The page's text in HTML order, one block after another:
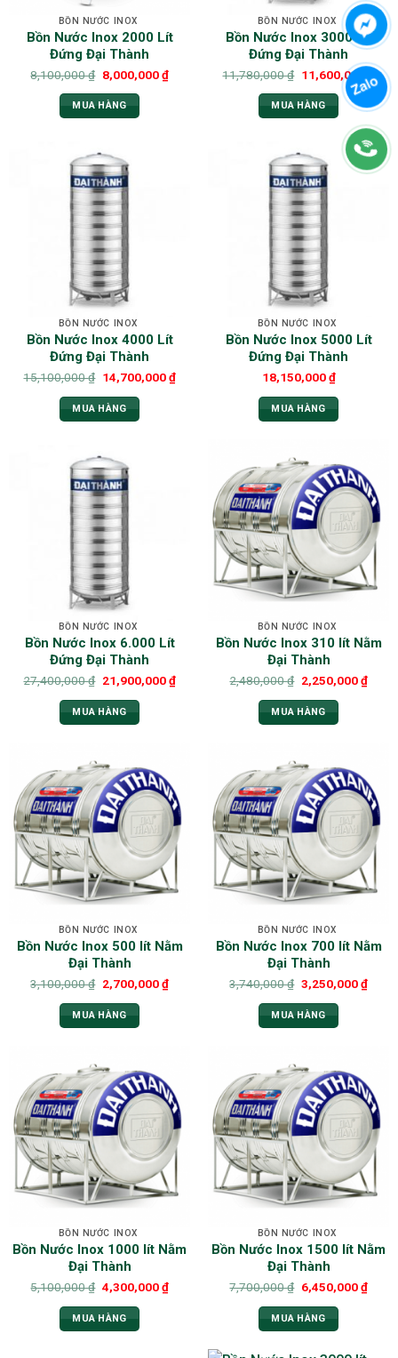
BỒN NƯỚC INOX
Bồn Nước Inox 2000 Lít
Đứng Đại Thành
8,100,000₫ 8,000,000₫
MUA HÀNG
BỒN NƯỚC INOX
Bồn Nước Inox 3000 Lít
Đứng Đại Thành
11,780,000₫ 11,600,000
MUA HÀNG
BỒN NƯỚC INOX
Bồn Nước Inox 4000 Lít
Đứng Đại Thành
15,100,000₫ 14,700,000₫
MUA HÀNG
BỒN NƯỚC INOX
Bồn Nước Inox 5000 Lít
Đứng Đại Thành
18,150,000₫
MUA HÀNG
BỒN NƯỚC INOX
Bồn Nước Inox 6.000 Lít
Đứng Đại Thành
27,400,000₫ 21,900,000₫
MUA HÀNG
BỒN NƯỚC INOX
Bồn Nước Inox 310 lít Nằm
Đại Thành
2,480,000₫ 2,250,000₫
MUA HÀNG
BỒN NƯỚC INOX
Bồn Nước Inox 500 lít Nằm
Đại Thành
3,100,000₫ 2,700,000₫
MUA HÀNG
BỒN NƯỚC INOX
Bồn Nước Inox 700 lít Nằm
Đại Thành
3,740,000₫ 3,250,000₫
MUA HÀNG
BỒN NƯỚC INOX
Bồn Nước Inox 1000 lít Nằm
Đại Thành
5,100,000₫ 4,300,000₫
MUA HÀNG
BỒN NƯỚC INOX
Bồn Nước Inox 1500 lít Nằm
Đại Thành
7,700,000₫ 6,450,000₫
MUA HÀNG